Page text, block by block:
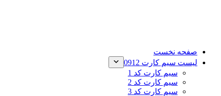
صفحه نخست
لیست سیم کارت 0912
سیم کارت کد 1
سیم کارت کد 2
سیم کارت کد 3